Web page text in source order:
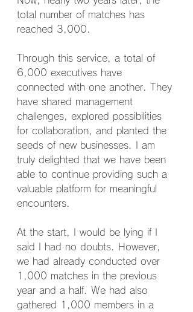
total number of matches has
reached 3,000.
Through this service, a total of
6,000 executives have
connected with one another. They
have shared management
challenges, explored possibilities
for collaboration, and planted the
seeds of new businesses. I am
truly delighted that we have been
able to continue providing such a
valuable platform for meaningful
encounters.
At the start, I would be lying if I
said I had no doubts. However,
we had already conducted over
1,000 matches in the previous
year and a half. We had also
gathered 1,000 members in a